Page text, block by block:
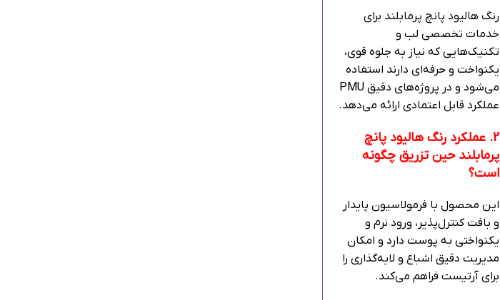
رنگ هالیود پانچ پرمابلند برای
خدمات تخصصی لب و
تکنیک‌هایی که نیاز به جلوه قوی،
یکنواخت و حرفه‌ای دارند استفاده
می‌شود و در پروژه‌های دقیق PMU
عملکرد قابل اعتمادی ارائه می‌دهد.
2. عملکرد رنگ هالیود پانچ
پرمابلند حین تزریق چگونه
است؟
این محصول با فرمولاسیون پایدار
و بافت کنترل‌پذیر، ورود نرم و
یکنواختی به پوست دارد و امکان
مدیریت دقیق اشباع و لایه‌گذاری را
برای آرتیست فراهم می‌کند.